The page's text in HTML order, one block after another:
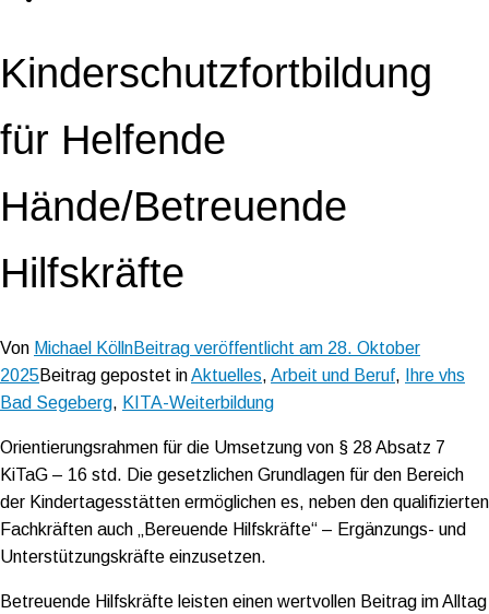
Kinderschutzfortbildung
für Helfende
Hände/Betreuende
Hilfskräfte
Von Michael KöllnBeitrag veröffentlicht am 28. Oktober
2025Beitrag gepostet inAktuelles, Arbeit und Beruf,
Ihre vhs
Bad Segeberg, KITA-Weiterbildung
Orientierungsrahmen für die Umsetzung von § 28 Absatz 7
KiTaG – 16 std. Die gesetzlichen Grundlagen für den Bereich
der Kindertagesstätten ermöglichen es, neben den qualifizierten
Fachkräften auch „Bereuende Hilfskräfte“ – Ergänzungs- und
Unterstützungskräfte einzusetzen.
Betreuende Hilfskräfte leisten einen wertvollen Beitrag im Alltag